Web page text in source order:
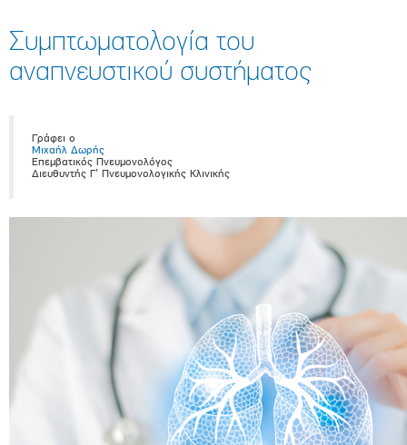
Συμπτωματολογία του
αναπνευστικού συστήματος
Γράφει ο
Μιχαήλ Δωρής
Επεμβατικός Πνευμονολόγος
Διευθυντής Γ’ Πνευμονολογικής Κλινικής